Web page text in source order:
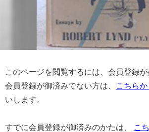
このページを閲覧するには、会員登録が
会員登録が御済みでない方は、
こちらか
いします。
すでに会員登録が御済みのかたは、 こ